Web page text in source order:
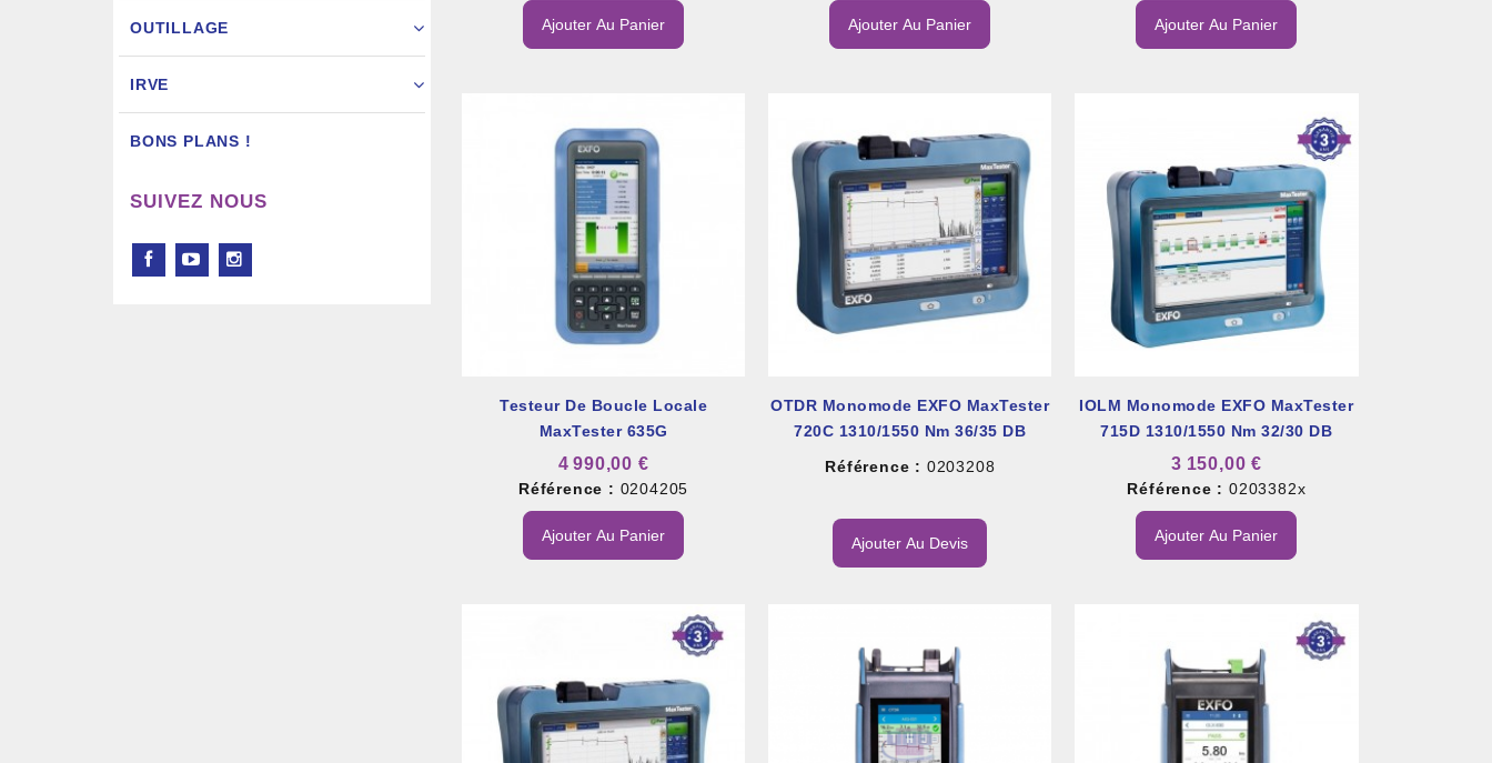
OUTILLAGE
IRVE
BONS PLANS !
SUIVEZ NOUS
Ajouter Au Panier Ajouter Au Panier Ajouter Au Panier
Testeur De Boucle Locale
MaxTester 635G
4 990,00 €
Référence : 0204205
Ajouter Au Panier
OTDR Monomode EXFO MaxTester
720C 1310/1550 Nm 36/35 DB
Référence : 0203208
Ajouter Au Devis
IOLM Monomode EXFO MaxTester
715D 1310/1550 Nm 32/30 DB
3 150,00 €
Référence : 0203382x
Ajouter Au Panier